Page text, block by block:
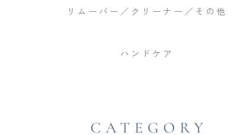
リムーバー／クリーナー／その他
ハンドケア